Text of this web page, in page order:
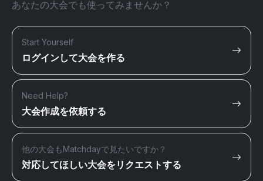
あなたの大会でも使ってみませんか？
Start Yourself
ログインして大会を作る
Need Help?
大会作成を依頼する
他の大会もMatchdayで見たいですか？
対応してほしい大会をリクエストする